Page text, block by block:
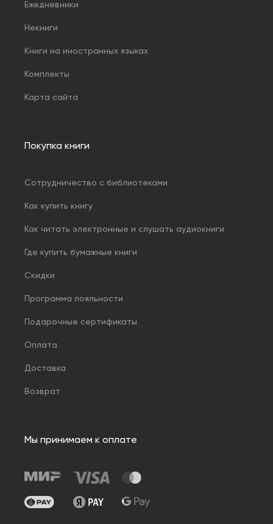
Ежедневники
Некниги
Книги на иностранных языках
Комплекты
Карта сайта
Покупка книги
Сотрудничество с библиотеками
Как купить книгу
Как читать электронные и слушать аудиокниги
Где купить бумажные книги
Скидки
Программа лояльности
Подарочные сертификаты
Оплата
Доставка
Возврат
Мы принимаем к оплате